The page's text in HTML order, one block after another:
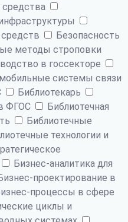
средства
Безопасность
методы строповки
в госсекторе
системы связи
Библиотекарь
ФГОС
Библиотечная
Библиотечные
технологии и
Бизнес-аналитика для
проектирование в
процессы в сфере
циклы и